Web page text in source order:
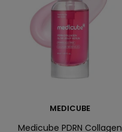
MEDICUBE
Medicube PDRN Collagen